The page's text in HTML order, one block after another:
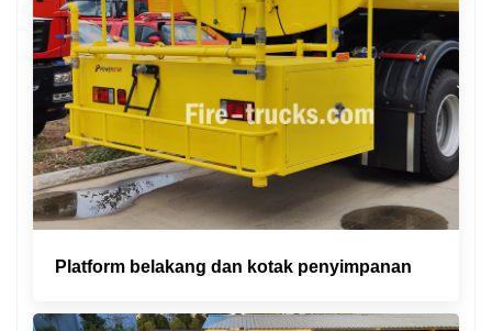
Platform belakang dan kotak penyimpanan